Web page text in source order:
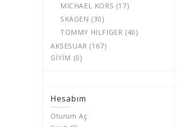
MICHAEL KORS (17)
SKAGEN (30)
TOMMY HILFIGER (40)
AKSESUAR (167)
GİYİM (0)
Hesabım
Oturum Aç